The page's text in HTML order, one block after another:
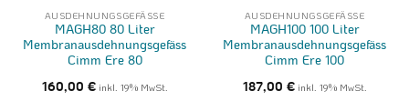
AUSDEHNUNGSGEFÄSSE
MAGH80 80 Liter
Membranausdehnungsgefäss
Cimm Ere 80
160,00 € inkl. 19% MwSt.
AUSDEHNUNGSGEFÄSSE
MAGH100 100 Liter
Membranausdehnungsgefäss
Cimm Ere 100
187,00 € inkl. 19% MwSt.